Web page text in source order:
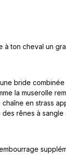
à ton cheval un
bride
la muserolle
en strass
rênes à sangle